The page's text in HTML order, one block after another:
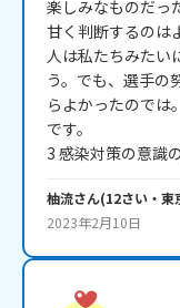
楽しみなものだっ
甘く判断するのは
人は私たちみたい
う。でも、選手の
らよかったのでは
です。
3 感染対策の意識
柚流さん(12さい・ 東
2023年2月10日